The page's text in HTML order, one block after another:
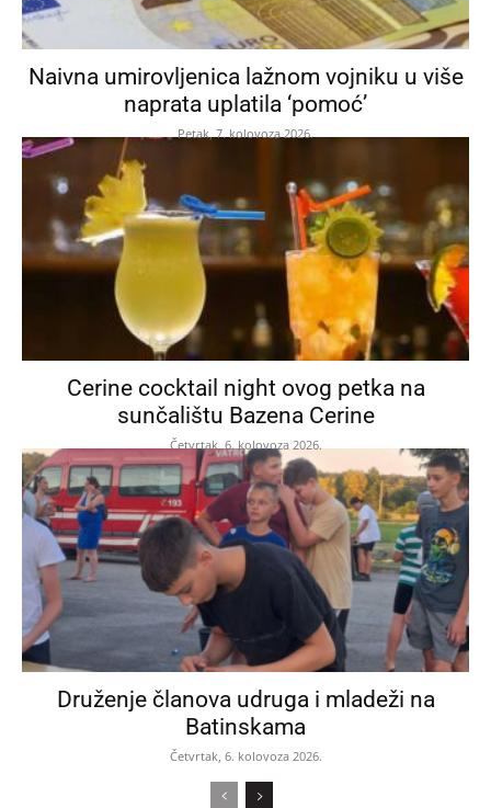
Naivna umirovljenica lažnom vojniku u više
naprata uplatila ‘pomoć’
Petak, 7. kolovoza 2026.
Cerine cocktail night ovog petka na
sunčalištu Bazena Cerine
Četvrtak, 6. kolovoza 2026.
Druženje članova udruga i mladeži na
Batinskama
Četvrtak, 6. kolovoza 2026.